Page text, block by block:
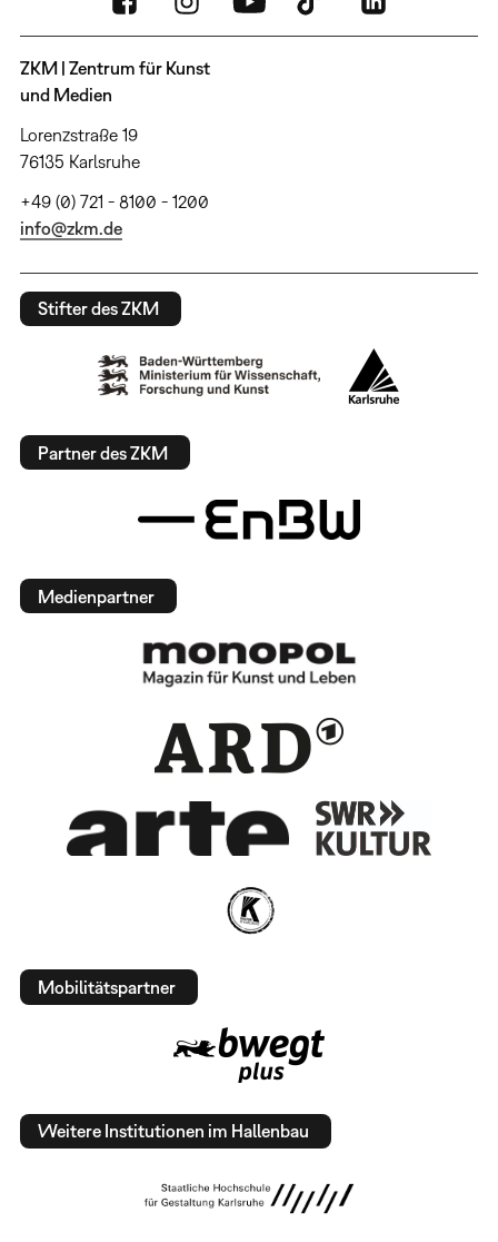
ZKM | Zentrum für Kunst
und Medien
Lorenzstraße 19
76135 Karlsruhe
+49 (0) 721 - 8100 - 1200
info@zkm.de
Stifter des ZKM
Partner des ZKM
Medienpartner
Mobilitätspartner
Weitere Institutionen im Hallenbau